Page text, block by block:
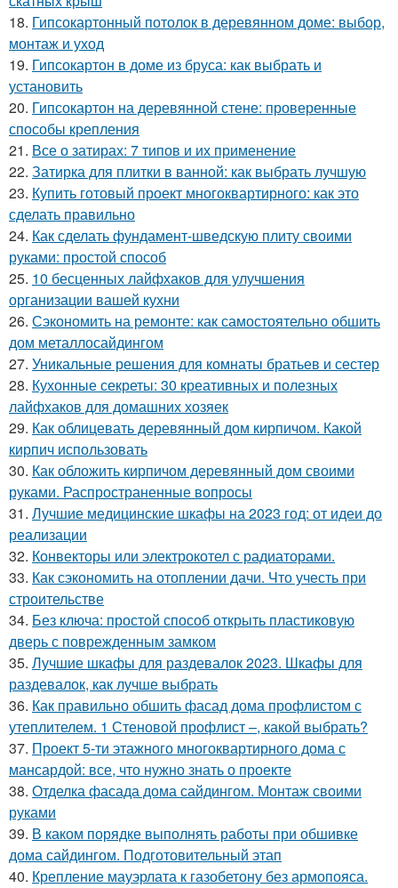
18. Гипсокартонный потолок в деревянном доме: выбор,
монтаж и уход
19. Гипсокартон в доме из бруса: как выбрать и
установить
20. Гипсокартон на деревянной стене: проверенные
способы крепления
21. Все о затирах: 7 типов и их применение
22. Затирка для плитки в ванной: как выбрать лучшую
23. Купить готовый проект многоквартирного: как это
сделать правильно
24. Как сделать фундамент-шведскую плиту своими
руками: простой способ
25. 10 бесценных лайфхаков для улучшения
организации вашей кухни
26. Сэкономить на ремонте: как самостоятельно обшить
дом металлосайдингом
27. Уникальные решения для комнаты братьев и сестер
28. Кухонные секреты: 30 креативных и полезных
лайфхаков для домашних хозяек
29. Как облицевать деревянный дом кирпичом. Какой
кирпич использовать
30. Как обложить кирпичом деревянный дом своими
руками. Распространенные вопросы
31. Лучшие медицинские шкафы на 2023 год: от идеи до
реализации
32. Конвекторы или электрокотел с радиаторами.
33. Как сэкономить на отоплении дачи. Что учесть при
строительстве
34. Без ключа: простой способ открыть пластиковую
дверь с поврежденным замком
35. Лучшие шкафы для раздевалок 2023. Шкафы для
раздевалок, как лучше выбрать
36. Как правильно обшить фасад дома профлистом с
утеплителем. 1 Стеновой профлист –, какой выбрать?
37. Проект 5-ти этажного многоквартирного дома с
мансардой: все, что нужно знать о проекте
38. Отделка фасада дома сайдингом. Монтаж своими
руками
39. В каком порядке выполнять работы при обшивке
дома сайдингом. Подготовительный этап
40. Крепление мауэрлата к газобетону без армопояса.